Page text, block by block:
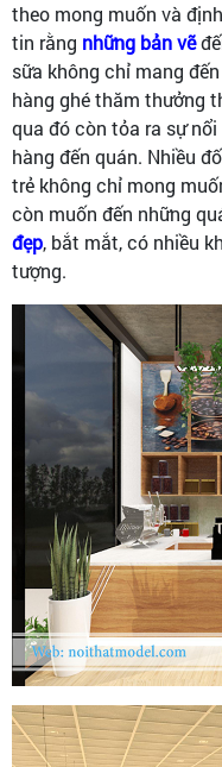
theo mong muốn và
tin rằng những bản vẽ
sữa không chỉ mang
hàng ghé thăm thưởng
qua đó còn tỏa ra sự
hàng đến quán. Nhiều
trẻ không chỉ mong
còn muốn đến những
đẹp, bắt mắt, có nhiều
tượng.